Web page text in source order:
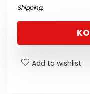
Shipping.
Add to wishlist